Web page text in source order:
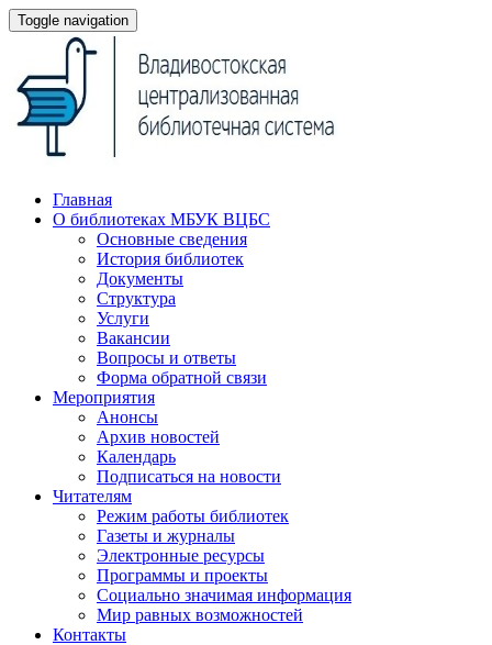
Toggle navigation
Главная
О библиотеках МБУК ВЦБС
Основные сведения
История библиотек
Документы
Структура
Услуги
Вакансии
Вопросы и ответы
Форма обратной связи
Мероприятия
Анонсы
Архив новостей
Календарь
Подписаться на новости
Читателям
Режим работы библиотек
Газеты и журналы
Электронные ресурсы
Программы и проекты
Социально значимая информация
Мир равных возможностей
Контакты